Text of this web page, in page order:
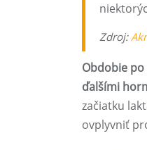
Zdroj:
Obdobie
ďalšími
začiatku
ovplyvniť